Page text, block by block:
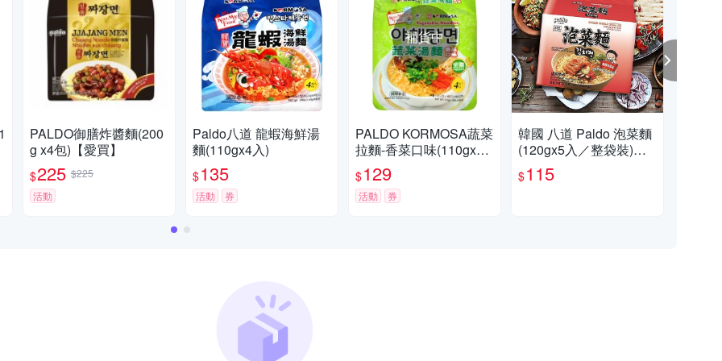
PALDO御膳炸醬麵(200
g x4包)【愛買】
$225 $225
活動
Paldo八道 龍蝦海鮮湯
麵(110gx4入)
$135
活動 券
補貨中
PALDO KORMOSA蔬菜
拉麵-香菜口味(110gx4
入)
$129
活動 券
韓國 八道 Paldo 泡菜麵
(120gx5入／整袋裝)
【小三美日】 DS01950
1
$115